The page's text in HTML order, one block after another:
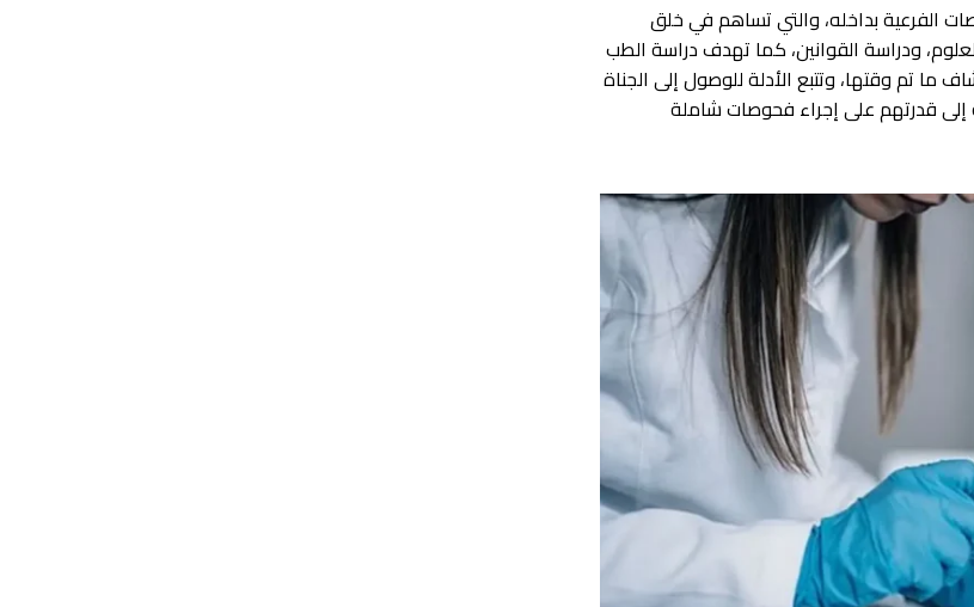
الفرعية بداخله، والتي تساهم في خلق
ودراسة القوانين، كما تهدف دراسة الطب
تم وقتها، وتتبع الأدلة للوصول إلى الجناة
إلى قدرتهم على إجراء فحوصات شاملة